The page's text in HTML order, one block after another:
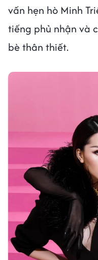
vấn hẹn hò Minh
tiếng phủ nhận và
bè thân thiết.